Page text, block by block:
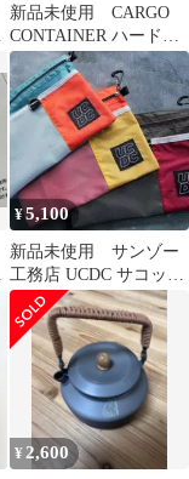
新品未使用 CARGO
CONTAINER ハードカ
ラビナM カーキ
¥5,100
新品未使用 サンゾー
工務店 UCDC サコッシ
ュ
¥ 2,600